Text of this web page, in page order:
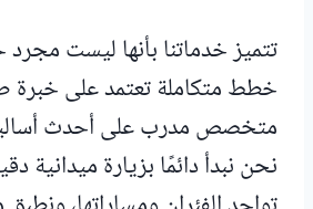
تتميز خدماتنا بأنها ليست
خطط متكاملة تعتمد على خبرة
متخصص مدرب على أحدث
نحن نبدأ دائمًا بزيارة ميدانية